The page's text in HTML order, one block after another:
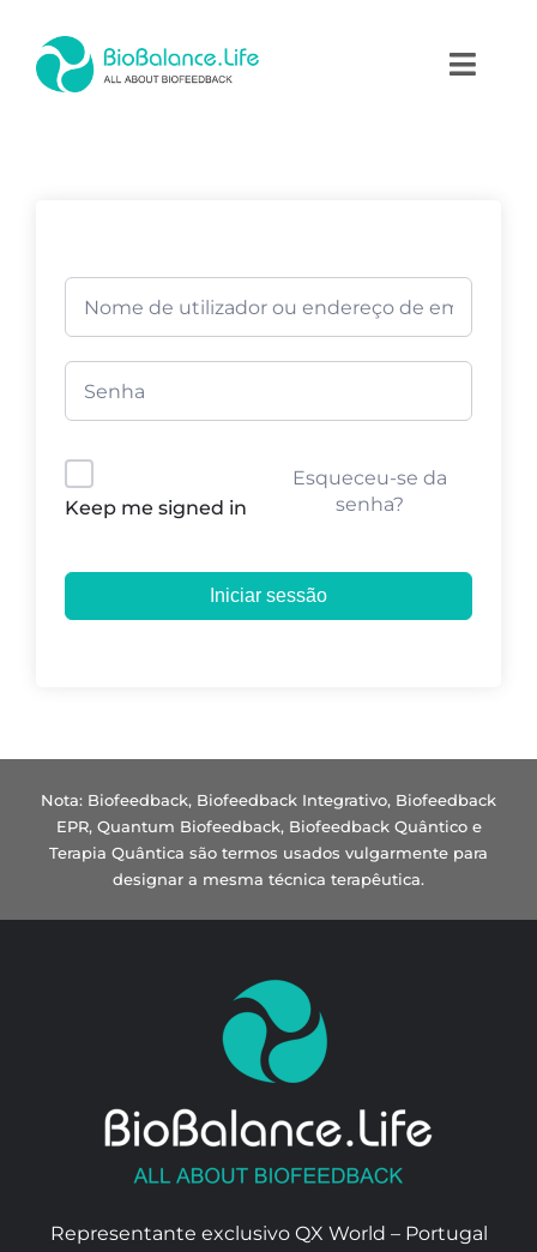
content
Produtos
Blog
Contactos
Keep me signed in
Esqueceu-se da
senha?
Iniciar sessão
Nota: Biofeedback, Biofeedback Integrativo, Biofeedback
EPR, Quantum Biofeedback, Biofeedback Quântico e
Terapia Quântica são termos usados vulgarmente para
designar a mesma técnica terapêutica.
Representante exclusivo QX World – Portugal